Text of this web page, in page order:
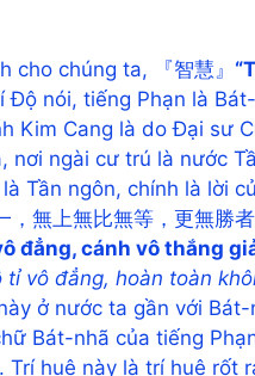
cho chúng ta, 『智慧』
Độ nói, tiếng Phạn là
Kim Cang là do Đại sư
nơi ngài cư trú là nước
Tần ngôn, chính là lời
，無上無比無等，更無勝者
đẳng, cánh vô thắng
tỉ vô đẳng, hoàn toàn
ở nước ta gần với
Bát-nhã của tiếng
Trí huệ này là trí huệ rốt